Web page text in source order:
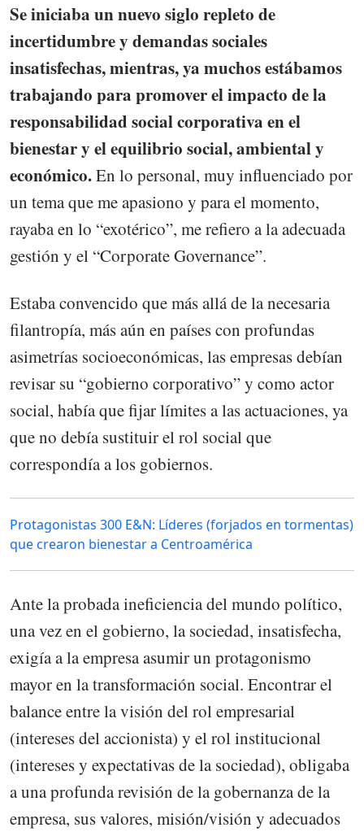
Se iniciaba un nuevo siglo repleto de
incertidumbre y demandas sociales
insatisfechas, mientras, ya muchos estábamos
trabajando para promover el impacto de la
responsabilidad social corporativa en el
bienestar y el equilibrio social, ambiental y
económico.En lo personal, muy influenciado por
un tema que me apasiono y para el momento,
rayaba en lo “exotérico”, me refiero a la adecuada
gestión y el “Corporate Governance”.
Estaba convencido que más allá de la necesaria
filantropía, más aún en países con profundas
asimetrías socioeconómicas, las empresas debían
revisar su “gobierno corporativo” y como actor
social, había que fijar límites a las actuaciones, ya
que no debía sustituir el rol social que
correspondía a los gobiernos.
Protagonistas 300 E&N: Líderes (forjados en tormentas)
que crearon bienestar a Centroamérica
Ante la probada ineficiencia del mundo político,
una vez en el gobierno, la sociedad, insatisfecha,
exigía a la empresa asumir un protagonismo
mayor en la transformación social. Encontrar el
balance entre la visión del rol empresarial
(intereses del accionista) y el rol institucional
(intereses y expectativas de la sociedad), obligaba
a una profunda revisión de la gobernanza de la
empresa, sus valores, misión/visión y adecuados